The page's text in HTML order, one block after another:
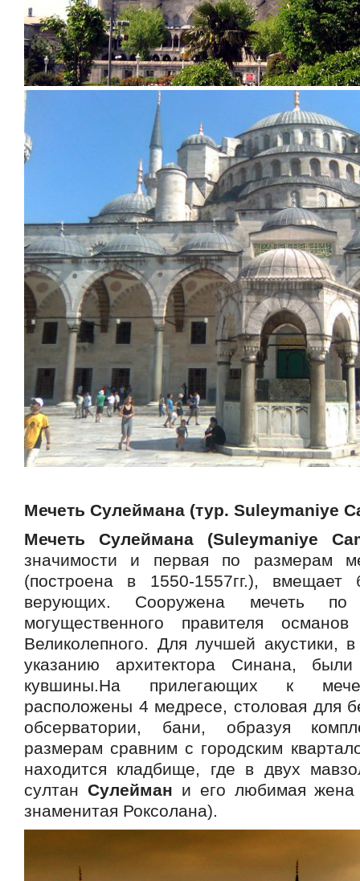
Мечеть Сулеймана (тур. Suleymaniye
Мечеть Сулеймана (Suleymaniye
значимости и первая по размерам
(построена в 1550-1557гг.), вмещает
верующих. Сооружена мечеть по
могущественного правителя
Великолепного. Для лучшей акустики,
указанию архитектора Синана,
кувшины.На прилегающих к
расположены 4 медресе, столовая для
обсерватории, бани, образуя
размерам сравним с городским
находится кладбище, где в двух
султан Сулейман и его любимая
знаменитая Роксолана).